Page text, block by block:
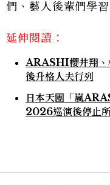
們、藝人後輩們學
延伸閱讀：
ARASHI櫻井翔、
後升格人夫行列
日本天團「嵐
2026巡演後停止